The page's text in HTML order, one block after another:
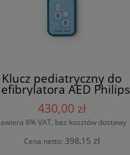
Klucz pediatryczny do
AED Philips
HeartStart FRx
430,00 zł
8% VAT, bez kosztów dostawy
Cena netto: 398,15 zł